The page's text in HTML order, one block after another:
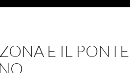
E IL PONTE